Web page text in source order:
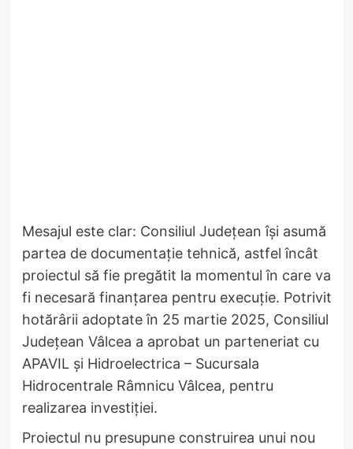
Mesajul este clar: Consiliul Județean își asumă
partea de documentație tehnică, astfel încât
proiectul să fie pregătit la momentul în care va
fi necesară finanțarea pentru execuție. Potrivit
hotărârii adoptate în 25 martie 2025, Consiliul
Județean Vâlcea a aprobat un parteneriat cu
APAVIL și Hidroelectrica – Sucursala
Hidrocentrale Râmnicu Vâlcea, pentru
realizarea investiției.
Proiectul nu presupune construirea unui nou